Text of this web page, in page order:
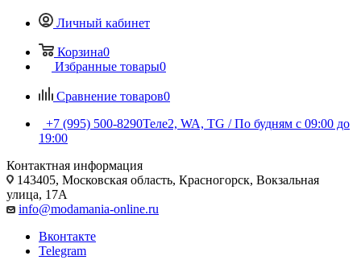
Личный кабинет
Корзина0
Избранные товары0
Сравнение товаров0
+7 (995) 500-8290Теле2, WA, TG / По будням c 09:00 до
19:00
Контактная информация
143405, Московская область, Красногорск, Вокзальная
улица, 17А
info@modamania-online.ru
Вконтакте
Telegram